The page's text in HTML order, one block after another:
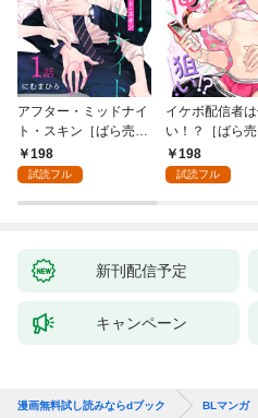
アフター・ミッドナイ
ト・スキン［ばら売
り］ 第1話
198
試読フル
イケボ配信者
い！？［ばら
第1話
198
試読フル
新刊配信予定
キャンペーン
漫画無料試し読みならdブック BLマンガ